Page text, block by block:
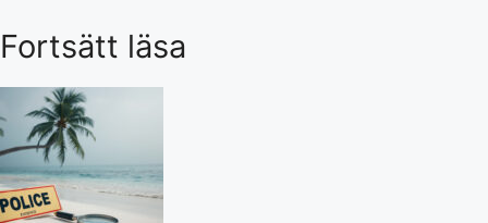
Fortsätt läsa